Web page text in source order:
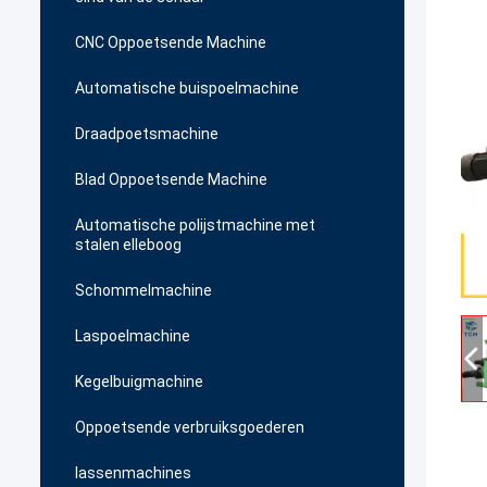
CNC Oppoetsende Machine
Automatische buispoelmachine
Draadpoetsmachine
Blad Oppoetsende Machine
Automatische polijstmachine met
stalen elleboog
Schommelmachine
Laspoelmachine
Kegelbuigmachine
Oppoetsende verbruiksgoederen
lassenmachines